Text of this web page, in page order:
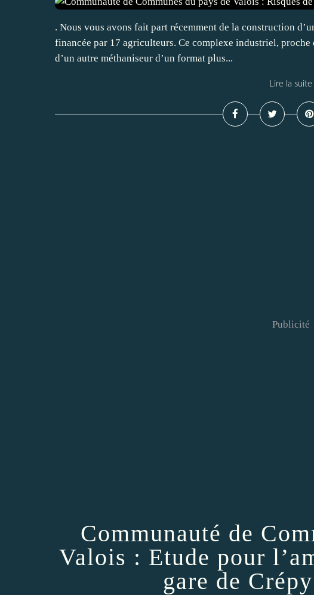
. Nous vous avons fait part récemment de la construction
financée par 17 agriculteurs. Ce complexe industriel,
d’un autre méthaniseur d’un format plus...
Lire la suite
Publicité
Communauté de
Valois : Etude pour
gare de